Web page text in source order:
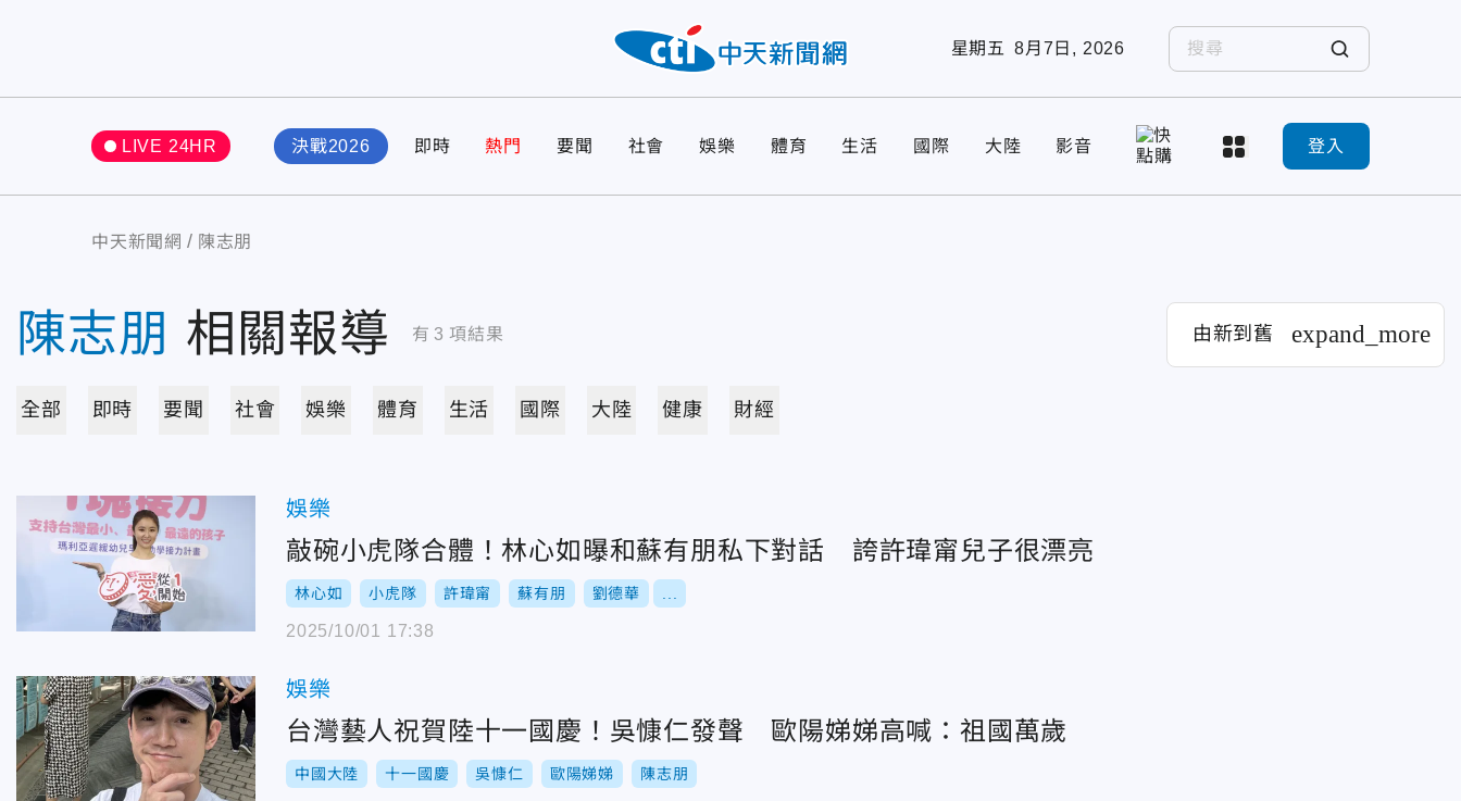
星期五 8月7日, 2026
LIVE 24HR 決戰2026 即時 熱門 要聞 社會 娛樂 體育 生活 國際 大陸 影音 登入
中天新聞網 陳志朋
陳志朋 相關報導 有 3 項結果 由新到舊 expand_more
全部 即時 要聞 社會 娛樂 體育 生活 國際 大陸 健康 財經
娛樂
敲碗小虎隊合體！林心如曝和蘇有朋私下對話 誇許瑋甯兒子很漂亮
林心如 小虎隊 許瑋甯 蘇有朋 劉德華
2025/10/01 17:38
娛樂
台灣藝人祝賀陸十一國慶！吳慷仁發聲 歐陽娣娣高喊：祖國萬歲
中國大陸 十一國慶 吳慷仁 歐陽娣娣 陳志朋